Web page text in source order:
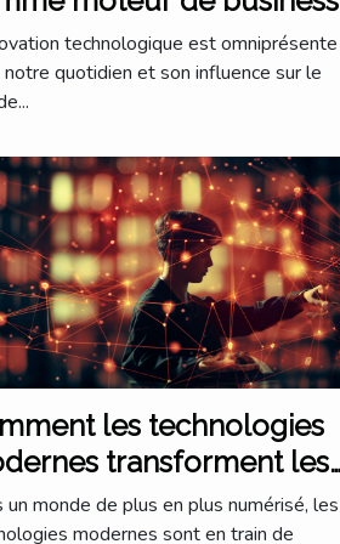
technologique est omniprésente
notre quotidien et son influence sur le
les technologies
transforment les
d'avocats à Lyon
un monde de plus en plus numérisé, les
modernes sont en train de